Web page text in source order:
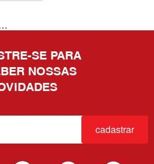
SE PARA
NOSSAS
cadastrar